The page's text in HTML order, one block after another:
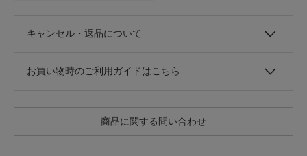
キャンセル・返品について
お買い物時のご利用ガイドはこちら
商品に関する問い合わせ